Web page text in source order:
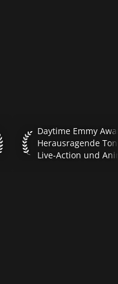
2004 BMI Cable Preis
Daytime Emmy